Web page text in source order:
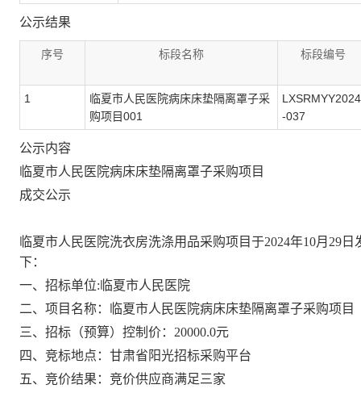
公示结果
序号 标段名称 标段编号
1
临夏市人民医院病床床垫隔离罩子采
购项目001
LXSRMYY2024
-037
公示内容
临夏市人民医院病床床垫隔离罩子采购项目
成交公示
临夏市人民医院洗衣房洗涤用品采购项目于2024年10月29
下：
一、招标单位:临夏市人民医院
二、项目名称：临夏市人民医院病床床垫隔离罩子采购项目
三、招标（预算）控制价：20000.0元
四、竞标地点：甘肃省阳光招标采购平台
五、竞价结果：竞价供应商满足三家